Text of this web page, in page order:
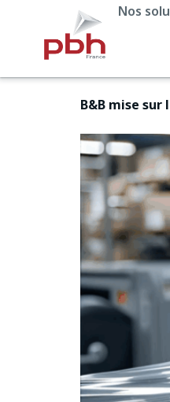
Nos
B&B mise